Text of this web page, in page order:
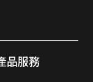
品服務